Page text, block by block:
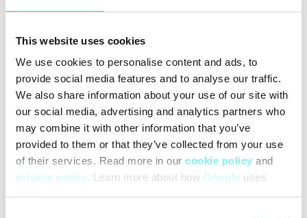
This website uses cookies
We use cookies to personalise content and ads, to
provide social media features and to analyse our traffic.
We also share information about your use of our site with
our social media, advertising and analytics partners who
may combine it with other information that you’ve
provided to them or that they’ve collected from your use
of their services. Read more in our cookie policy and
privacy policy. Learn more about how Google uses
du här:Allmänna villkor.
För mer info om ditt köp, besökMina Sidor hos Klarna
Varför går mitt köp inte igenom?
Om ditt köp inte godkänns när du väljer att betala mot
faktura kan det bero på några olika anledningar:
Du är under 18 år
Adressen du angivit inte är din folkbokförda adress
Du har angivit ett felaktigt personnummer